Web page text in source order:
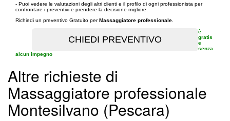
- Puoi vedere le valutazioni degli altri clienti e il profilo di ogni professionista per
confrontare i preventivi e prendere la decisione migliore.
Richiedi un preventivo Gratuito perMassaggiatore professionale
è
gratis
e
senza
alcun impegno
Altre richieste di
Massaggiatore professionale
Montesilvano (Pescara)